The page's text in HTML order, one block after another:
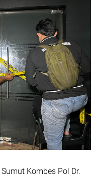
Kombes Pol Dr.